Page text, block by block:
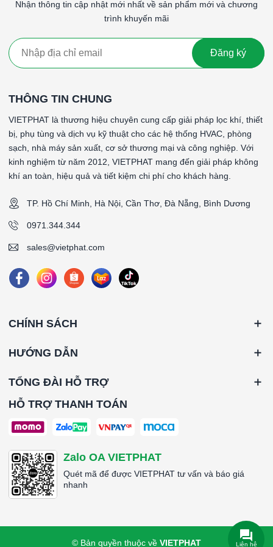
phẩm, thiết bị và con người
và khả năng tương thích linh hoạt,
lọc HEPA H14 khung
nhôm 610x915x70mm
là lựa chọn hàng đầu để hoàn thiện hệ
làm việc và chất lượng sản phẩm đầu ra.
####
*Tên sản phẩm: HEPACel II - 0 Gờ - dạng minipleat
*Cấp độ lọc: H14 (99.99%)
*Vật liệu lọc: Sợi thủy tinh
*Gasket (ron): EVA Foam tại 2 mặt gió vào và gió ra
*Lưới bảo vệ: Tôn kẽm 2 mặt gió
*Vật liệu chia gió: Nhựa nhiệt dẻo
*Nhiệt độ hoạt động tối đa: 90 °C
*Vận tốc gió bề mặt: 0.45 m/s
*Độ tổn thất áp suất ban đầu: 100Pa(±15%)
*Lưu lượng: 900CMH
Lọc Hepa H14 khung nhôm 610x915x70mm
Nhận thông tin cập nhật mới nhất về sản phẩm mới và chương
trình khuyến mãi
Đăng ký
THÔNG TIN CHUNG
VIETPHAT là thương hiệu chuyên cung cấp giải pháp lọc khí, thiết
bị, phụ tùng và dịch vụ kỹ thuật cho các hệ thống HVAC, phòng
sạch, nhà máy sản xuất, cơ sở thương mại và công nghiệp. Với
kinh nghiệm từ năm 2012, VIETPHAT mang đến giải pháp không
khí an toàn, hiệu quả và tiết kiệm chi phí cho khách hàng.
TP. Hồ Chí Minh, Hà Nội, Cần Thơ, Đà Nẵng, Bình Dương
0971.344.344
sales@vietphat.com
CHÍNH SÁCH
HƯỚNG DẪN
TỔNG ĐÀI HỖ TRỢ
HỖ TRỢ THANH TOÁN
Zalo OA VIETPHAT
Quét mã để được VIETPHAT tư vấn và báo giá
nhanh
© Bản quyền thuộc về VIETPHAT Liên hệ